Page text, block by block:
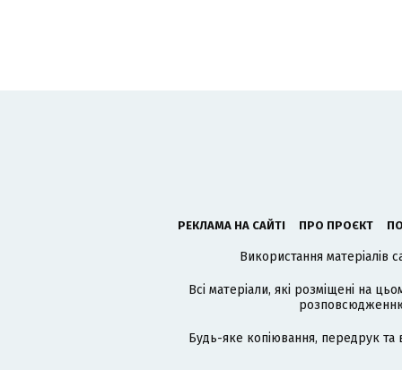
РЕКЛАМА НА САЙТІ ПРО ПРОЄКТ
Використання матеріалів
Всі матеріали, які розміщені на
розповсюдженню
Будь-яке копіювання, передрук та